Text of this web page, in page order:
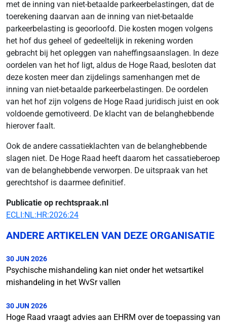
met de inning van niet-betaalde parkeerbelastingen, dat de
toerekening daarvan aan de inning van niet-betaalde
parkeerbelasting is geoorloofd. Die kosten mogen volgens
het hof dus geheel of gedeeltelijk in rekening worden
gebracht bij het opleggen van naheffingsaanslagen. In deze
oordelen van het hof ligt, aldus de Hoge Raad, besloten dat
deze kosten meer dan zijdelings samenhangen met de
inning van niet-betaalde parkeerbelastingen. De oordelen
van het hof zijn volgens de Hoge Raad juridisch juist en ook
voldoende gemotiveerd. De klacht van de belanghebbende
hierover faalt.
Ook de andere cassatieklachten van de belanghebbende
slagen niet. De Hoge Raad heeft daarom het cassatieberoep
van de belanghebbende verworpen. De uitspraak van het
gerechtshof is daarmee definitief.
Publicatie op rechtspraak.nl
ECLI:NL:HR:2026:24
ANDERE ARTIKELEN VAN DEZE ORGANISATIE
30 JUN 2026
Psychische mishandeling kan niet onder het wetsartikel
mishandeling in het WvSr vallen
30 JUN 2026
Hoge Raad vraagt advies aan EHRM over de toepassing van